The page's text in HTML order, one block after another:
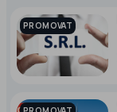
PROMOVAT